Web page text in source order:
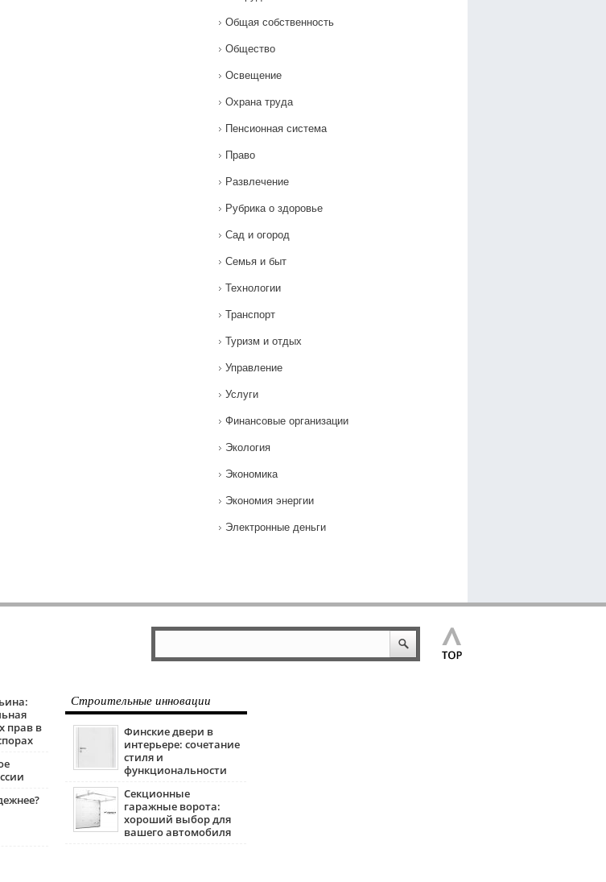
Общая собственность
Общество
Освещение
Охрана труда
Пенсионная система
Право
Развлечение
Рубрика о здоровье
Сад и огород
Семья и быт
Технологии
Транспорт
Туризм и отдых
Управление
Услуги
Финансовые организации
Экология
Экономика
Экономия энергии
Электронные деньги
прав в
Строительные инновации
Финские двери в
интерьере: сочетание
стиля и
функциональности
Секционные
гаражные ворота:
хороший выбор для
вашего автомобиля